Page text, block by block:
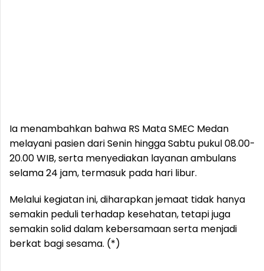
Ia menambahkan bahwa RS Mata SMEC Medan
melayani pasien dari Senin hingga Sabtu pukul 08.00-
20.00 WIB, serta menyediakan layanan ambulans
selama 24 jam, termasuk pada hari libur.
Melalui kegiatan ini, diharapkan jemaat tidak hanya
semakin peduli terhadap kesehatan, tetapi juga
semakin solid dalam kebersamaan serta menjadi
berkat bagi sesama. (*)